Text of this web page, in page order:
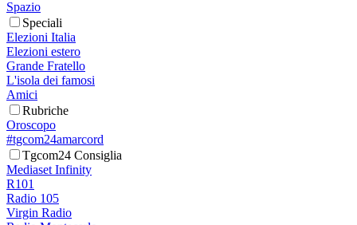
Spazio
Speciali
Elezioni Italia
Elezioni estero
Grande Fratello
L'isola dei famosi
Amici
Rubriche
Oroscopo
#tgcom24amarcord
Tgcom24 Consiglia
Mediaset Infinity
R101
Radio 105
Virgin Radio